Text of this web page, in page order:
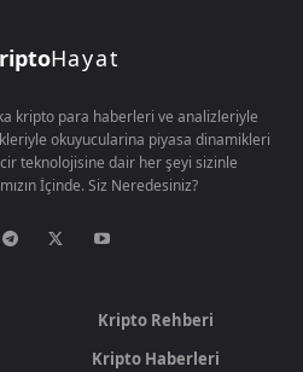
Hayat
kripto para haberleri ve analizleriyle
okuyucularina piyasa dinamikleri
teknolojisine dair her şeyi sizinle
İçinde. Siz Neredesiniz?
Kripto Rehberi
Kripto Haberleri